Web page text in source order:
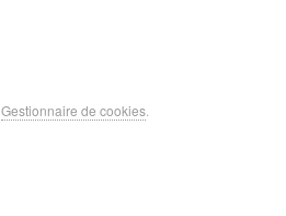
Gestionnaire de cookies